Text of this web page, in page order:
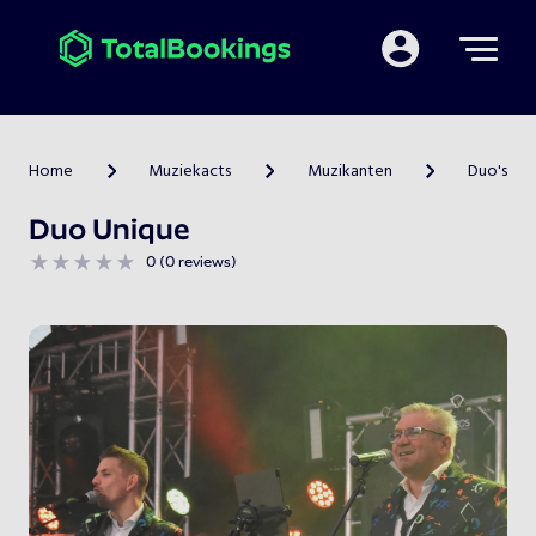
Mijn
Home > Muziekacts > Muzikanten > Duo's
Duo Unique
0 (0 reviews)